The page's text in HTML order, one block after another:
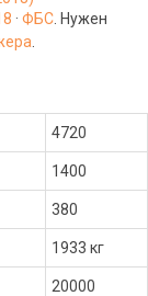
· ФБС . Нужен
4720
1400
380
1933 кг
20000